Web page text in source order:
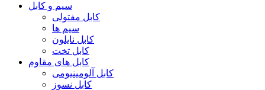
سیم و کابل
کابل مفتولی
سیم ها
کابل نایلون
کابل تخت
کابل های مقاوم
کابل آلومینیومی
کابل نسوز